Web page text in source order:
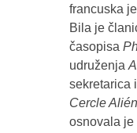
francuska
Bila je
časopisa
udruženja
sekretarica
Cercle
osnovala je